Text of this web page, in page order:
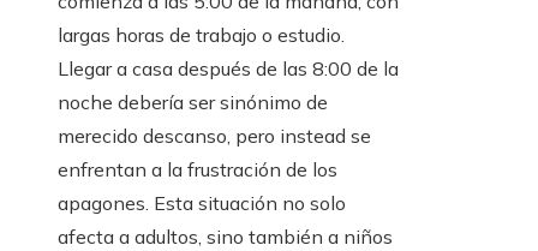
largas horas de trabajo o estudio.
Llegar a casa después de las 8:00 de la
noche debería ser sinónimo de
merecido descanso, pero instead se
enfrentan a la frustración de los
apagones. Esta situación no solo
afecta a adultos, sino también a niños